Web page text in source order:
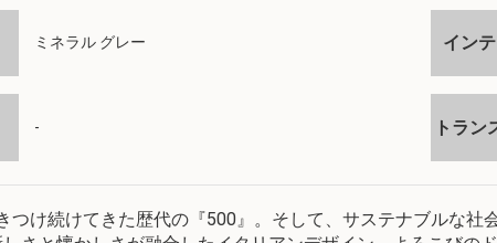
ミネラル グレー イン
- トラン
つけ続けてきた歴代の『500』。そして、サステナブルな